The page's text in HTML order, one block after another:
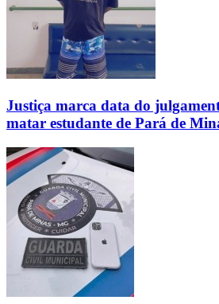
Justiça marca data do
matar estudante de Pará de